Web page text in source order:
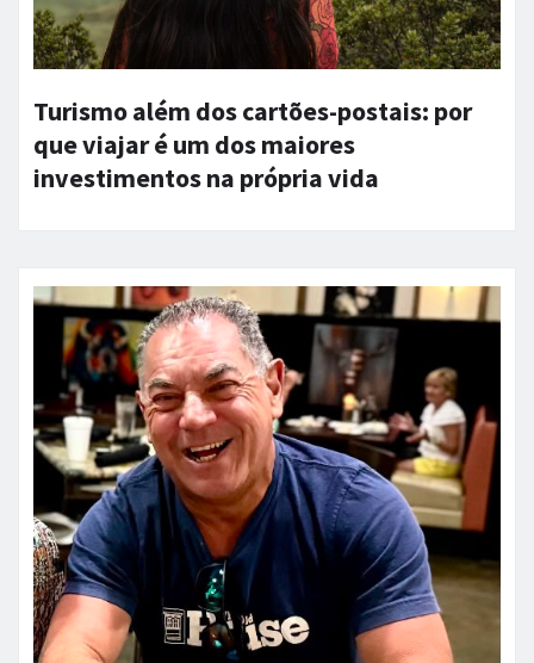
Turismo além dos cartões-postais: por
que viajar é um dos maiores
investimentos na própria vida